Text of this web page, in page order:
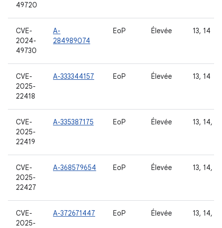
49720
CVE-
2024-
49730
A-
284989074
EoP Élevée 13, 14
CVE-
2025-
22418
A-333344157 EoP Élevée 13, 14
CVE-
2025-
22419
A-335387175 EoP Élevée 13, 14, 15
CVE-
2025-
22427
A-368579654 EoP Élevée 13, 14, 15
CVE-
2025-
A-372671447 EoP Élevée 13, 14, 15